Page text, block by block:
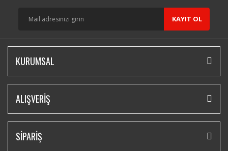
KAYIT OL
KURUMSAL
ALIŞVERİŞ
SİPARİŞ